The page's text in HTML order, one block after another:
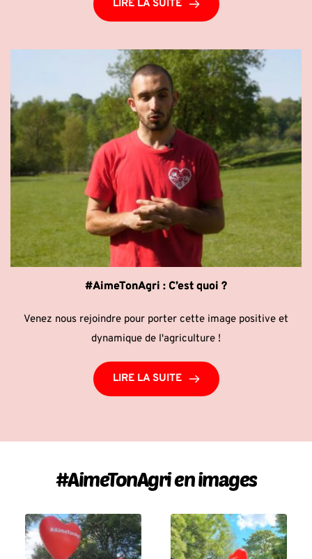
LIRE LA SUITE
#AimeTonAgri : C’est quoi ?
Venez nous rejoindre pour porter cette image positive et
dynamique de l'agriculture !
LIRE LA SUITE
#AimeTonAgri en images